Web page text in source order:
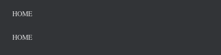
HOME
HOME